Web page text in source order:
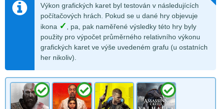
Výkon grafických karet byl testován v následujících
počítačových hrách. Pokud se u dané hry objevuje
ikona ✓
, pa, pak naměřené výsledky této hry byly
použity pro výpočet průměrného relativního výkonu
grafických karet ve výše uvedeném grafu (u ostatních
her nikoliv).